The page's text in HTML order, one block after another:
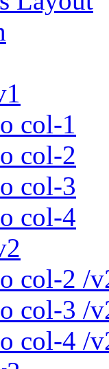
col-1
col-2
col-3
col-4
col-2 /
col-3 /
col-4 /